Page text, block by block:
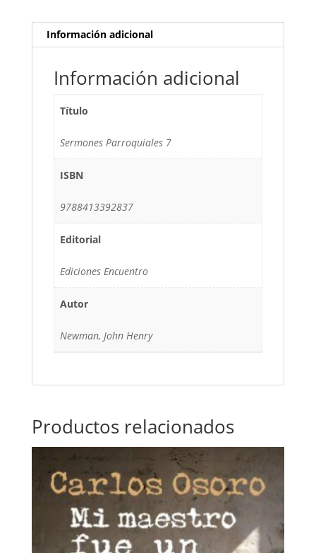
Información adicional
Información adicional
Título
Sermones Parroquiales 7
ISBN
9788413392837
Editorial
Ediciones Encuentro
Autor
Newman, John Henry
Productos relacionados